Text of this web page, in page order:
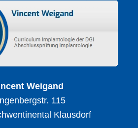
Weigand
115
Klausdorf